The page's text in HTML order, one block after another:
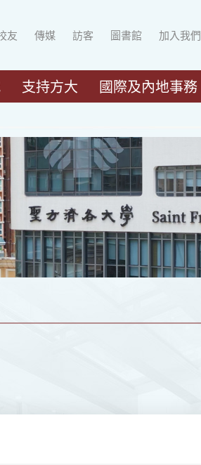
友 傳媒 訪客 圖書館 加入我們
支持方大 國際及內地事務